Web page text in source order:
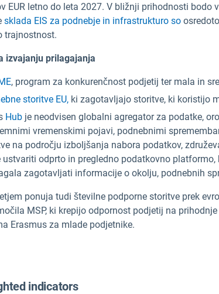
EUR letno do leta 2027. V bližnji prihodnosti bodo
sklada EIS za podnebje in infrastrukturo so
trajnostnost.
izvajanju prilagajanja
, program za konkurenčnost podjetij ter mala in
storitve EU, ki zagotavljajo storitve, ki koristijo
Hub je neodvisen globalni agregator za podatke,
vremenskimi pojavi, podnebnimi
na področju izboljšanja nabora podatkov,
ustvariti odprto in pregledno podatkovno
zagotavljati informacije o okolju, podnebnih
ponuja tudi številne podporne storitve prek
MSP, ki krepijo odpornost podjetij na
Erasmus za mlade podjetnike.
indicators